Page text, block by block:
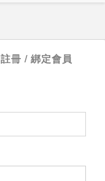
註冊 / 綁定會員